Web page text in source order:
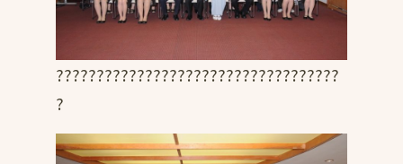
???????????????????????????????????
?